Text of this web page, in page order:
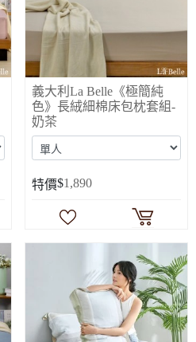
義大利La Belle《極簡純
色》長絨細棉床包枕套組-
奶茶
特價$1,890